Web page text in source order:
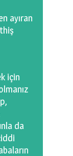
ayıran
için
da